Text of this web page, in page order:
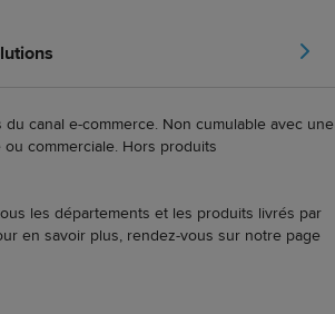
canal e-commerce. Non cumulable avec une
commerciale. Hors produits
les départements et les produits livrés par
en savoir plus, rendez-vous sur notre page